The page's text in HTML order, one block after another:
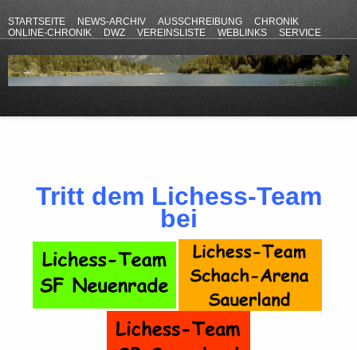
STARTSEITE NEWS-ARCHIV AUSSCHREIBUNG
CHRONIK
ONLINE-CHRONIK
DWZ VEREINSLISTE WEBLINKS
SERVICE
Tritt dem Lichess-Team
bei